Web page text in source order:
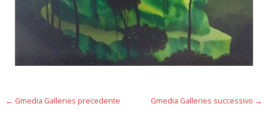
← Gmedia Galleries precedente Gmedia Galleries successivo →